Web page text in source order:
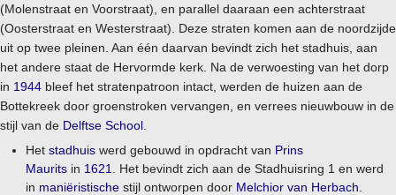
(Molenstraat en Voorstraat), en parallel daaraan een achterstraat
(Oosterstraat en Westerstraat). Deze straten komen aan de noordzijde
uit op twee pleinen. Aan één daarvan bevindt zich het stadhuis, aan
het andere staat de Hervormde kerk. Na de verwoesting van het dorp
in 1944 bleef het stratenpatroon intact, werden de huizen aan de
Bottekreek door groenstroken vervangen, en verrees nieuwbouw in de
stijl van de Delftse School
Hetstadhuis werd gebouwd in opdracht van Prins
Maurits in 1621
. Het bevindt zich aan de Stadhuisring 1 en werd
in maniëristische stijl ontworpen door Melchior van Herbach